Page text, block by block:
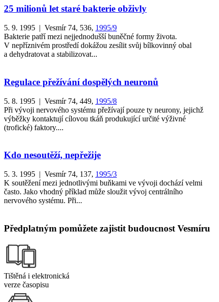
25 milionů let staré bakterie obživly
5. 9. 1995 | Vesmír 74, 536, 1995/9
Bakterie patří mezi nejjednodušší buněčné formy života.
V nepříznivém prostředí dokážou zesílit svůj bílkovinný obal
a dehydratovat a stabilizovat...
Regulace přežívání dospělých neuronů
5. 8. 1995 | Vesmír 74, 449, 1995/8
Při vývoji nervového systému přežívají pouze ty neurony, jejichž
výběžky kontaktují cílovou tkáň produkující určité výživné
(trofické) faktory....
Kdo nesoutěží, nepřežije
5. 3. 1995 | Vesmír 74, 137, 1995/3
K soutěžení mezi jednotlivými buňkami ve vývoji dochází velmi
často. Jako vhodný příklad může sloužit vývoj centrálního
nervového systému. Při...
Předplatným pomůžete zajistit budoucnost Vesmíru
Tištěná i elektronická
verze časopisu